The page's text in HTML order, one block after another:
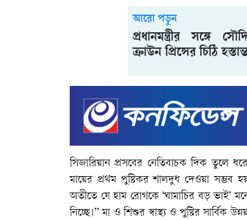
আরো পড়ুন
প্রধানমন্ত্রীর সঙ্গে
ক্রাউন প্রিন্সের চিঠি
সিজারিয়ান প্রসবের নেতিবাচক দিক তুলে
মায়ের প্রথম পুষ্টিকর শালদুধ দেওয়া সম্ভব
অতীতে যে হাম রোগকে ‘ঘামাচির বড় ভাই’
নিচ্ছে।” মা ও শিশুর স্বাস্থ্য ও পুষ্টির